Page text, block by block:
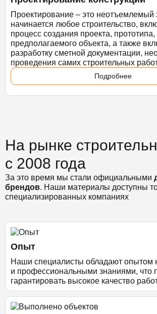
Проектирование – это неотъемлемый
начинается любое строительство,
процесс создания проекта,
предполагаемого объекта, а также
разработку сметной документации,
проведения самих строительных
Подробнее
На рынке
с 2008 года
За это время мы стали официальными
брендов. Наши материалы доступны
специализированных компаниях
Опыт
Наши специалисты обладают опытом
и профессиональными знаниями, что
гарантировать высокое качество